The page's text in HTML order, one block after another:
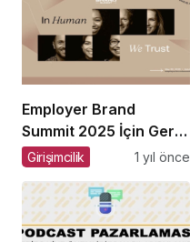
Employer Brand
Summit 2025 İçin Geri
Sayım!
Girişimcilik 1 yıl önce